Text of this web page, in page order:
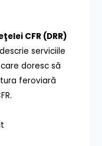
CFR (DRR)
serviciile
doresc să
feroviară